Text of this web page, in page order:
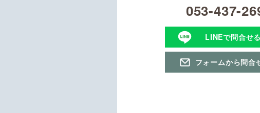
053-437-
LINEで問合せる
フォームから問合